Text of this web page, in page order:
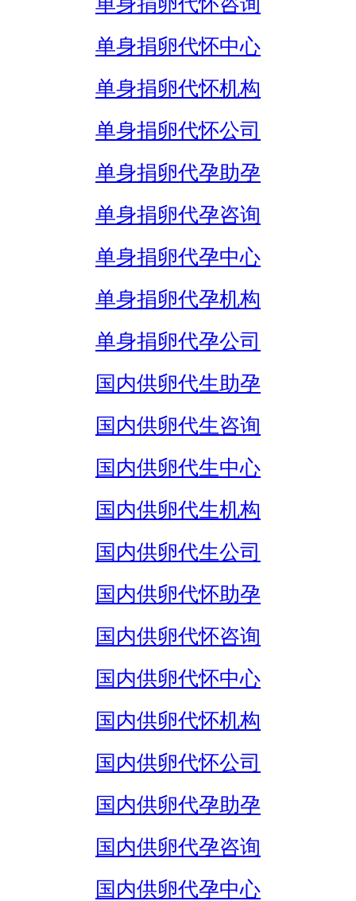
单身捐卵代怀中心
单身捐卵代怀机构
单身捐卵代怀公司
单身捐卵代孕助孕
单身捐卵代孕咨询
单身捐卵代孕中心
单身捐卵代孕机构
单身捐卵代孕公司
国内供卵代生助孕
国内供卵代生咨询
国内供卵代生中心
国内供卵代生机构
国内供卵代生公司
国内供卵代怀助孕
国内供卵代怀咨询
国内供卵代怀中心
国内供卵代怀机构
国内供卵代怀公司
国内供卵代孕助孕
国内供卵代孕咨询
国内供卵代孕中心